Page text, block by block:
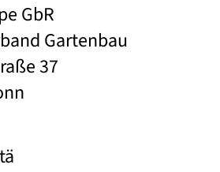
GbR
Gartenbau
37